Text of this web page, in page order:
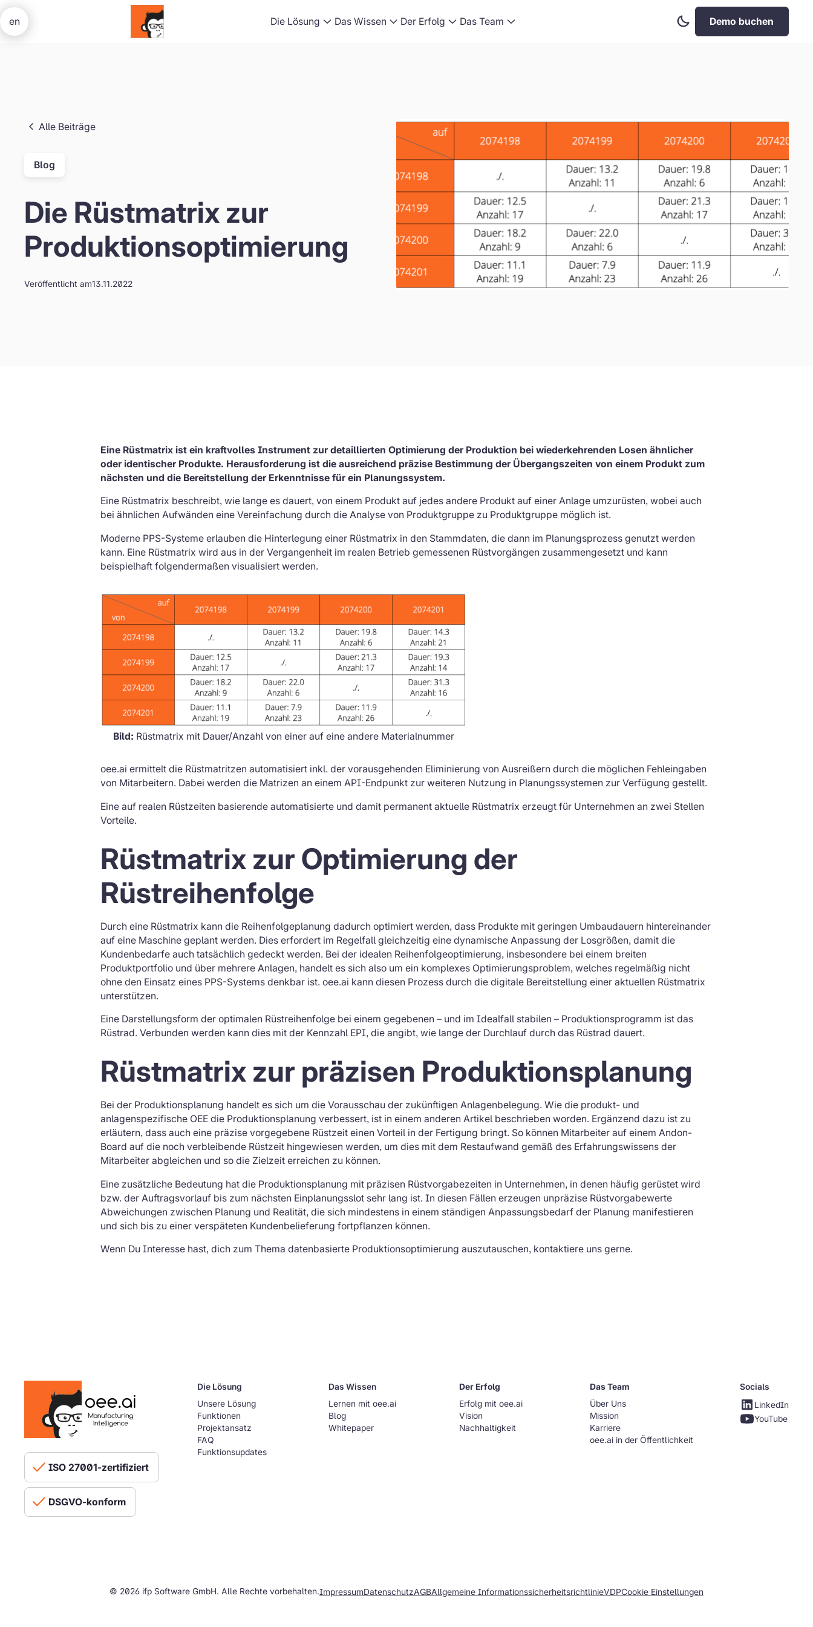
Die Lösung Das Wissen Der Erfolg Das Team
Dark
Mode
Demo buchen
en
Alle Beiträge
Blog
Die Rüstmatrix zur
Produktionsoptimierung
Veröffentlicht am13.11.2022
Eine Rüstmatrix ist ein kraftvolles Instrument zur detaillierten Optimierung der Produktion bei wiederkehrenden Losen ähnlicher
oder identischer Produkte. Herausforderung ist die ausreichend präzise Bestimmung der Übergangszeiten von einem Produkt zum
nächsten und die Bereitstellung der Erkenntnisse für ein Planungssystem.
Eine Rüstmatrix beschreibt, wie lange es dauert, von einem Produkt auf jedes andere Produkt auf einer Anlage umzurüsten, wobei auch
bei ähnlichen Aufwänden eine Vereinfachung durch die Analyse von Produktgruppe zu Produktgruppe möglich ist.
Moderne PPS-Systeme erlauben die Hinterlegung einer Rüstmatrix in den Stammdaten, die dann im Planungsprozess genutzt werden
kann. Eine Rüstmatrix wird aus in der Vergangenheit im realen Betrieb gemessenen Rüstvorgängen zusammengesetzt und kann
beispielhaft folgendermaßen visualisiert werden.
Bild: Rüstmatrix mit Dauer/Anzahl von einer auf eine andere Materialnummer
oee.ai ermittelt die Rüstmatritzen automatisiert inkl. der vorausgehenden Eliminierung von Ausreißern durch die möglichen Fehleingaben
von Mitarbeitern. Dabei werden die Matrizen an einem API-Endpunkt zur weiteren Nutzung in Planungssystemen zur Verfügung gestellt.
Eine auf realen Rüstzeiten basierende automatisierte und damit permanent aktuelle Rüstmatrix erzeugt für Unternehmen an zwei Stellen
Vorteile.
Rüstmatrix zur Optimierung der
Rüstreihenfolge
Durch eine Rüstmatrix kann die Reihenfolgeplanung dadurch optimiert werden, dass Produkte mit geringen Umbaudauern hintereinander
auf eine Maschine geplant werden. Dies erfordert im Regelfall gleichzeitig eine dynamische Anpassung der Losgrößen, damit die
Kundenbedarfe auch tatsächlich gedeckt werden. Bei der idealen Reihenfolgeoptimierung, insbesondere bei einem breiten
Produktportfolio und über mehrere Anlagen, handelt es sich also um ein komplexes Optimierungsproblem, welches regelmäßig nicht
ohne den Einsatz eines PPS-Systems denkbar ist. oee.ai kann diesen Prozess durch die digitale Bereitstellung einer aktuellen Rüstmatrix
unterstützen.
Eine Darstellungsform der optimalen Rüstreihenfolge bei einem gegebenen – und im Idealfall stabilen – Produktionsprogramm ist das
Rüstrad. Verbunden werden kann dies mit der Kennzahl EPI, die angibt, wie lange der Durchlauf durch das Rüstrad dauert.
Rüstmatrix zur präzisen Produktionsplanung
Bei der Produktionsplanung handelt es sich um die Vorausschau der zukünftigen Anlagenbelegung. Wie die produkt- und
anlagenspezifische OEE die Produktionsplanung verbessert, ist in einem anderen Artikel beschrieben worden. Ergänzend dazu ist zu
erläutern, dass auch eine präzise vorgegebene Rüstzeit einen Vorteil in der Fertigung bringt. So können Mitarbeiter auf einem Andon-
Board auf die noch verbleibende Rüstzeit hingewiesen werden, um dies mit dem Restaufwand gemäß des Erfahrungswissens der
Mitarbeiter abgleichen und so die Zielzeit erreichen zu können.
Eine zusätzliche Bedeutung hat die Produktionsplanung mit präzisen Rüstvorgabezeiten in Unternehmen, in denen häufig gerüstet wird
bzw. der Auftragsvorlauf bis zum nächsten Einplanungsslot sehr lang ist. In diesen Fällen erzeugen unpräzise Rüstvorgabewerte
Abweichungen zwischen Planung und Realität, die sich mindestens in einem ständigen Anpassungsbedarf der Planung manifestieren
und sich bis zu einer verspäteten Kundenbelieferung fortpflanzen können.
Wenn Du Interesse hast, dich zum Thema datenbasierte Produktionsoptimierung auszutauschen, kontaktiere uns gerne.
ISO 27001-zertifiziert
DSGVO-konform
Die Lösung
Unsere Lösung
Funktionen
Projektansatz
FAQ
Funktionsupdates
Das Wissen
Lernen mit oee.ai
Blog
Whitepaper
Der Erfolg
Erfolg mit oee.ai
Vision
Nachhaltigkeit
Das Team
Über Uns
Mission
Karriere
oee.ai in der Öffentlichkeit
Socials
LinkedIn
YouTube
© 2026 ifp Software GmbH. Alle Rechte vorbehalten.ImpressumDatenschutzAGBAllgemeine InformationssicherheitsrichtlinieVDPCookie Einstellungen